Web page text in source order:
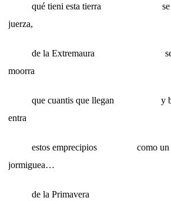
qué tieni esta tierra se me
juerza,
de la Extremaura se me
moorra
que cuantis que llegan y
entra
estos emprecipios como un
jormiguea…
de la Primavera